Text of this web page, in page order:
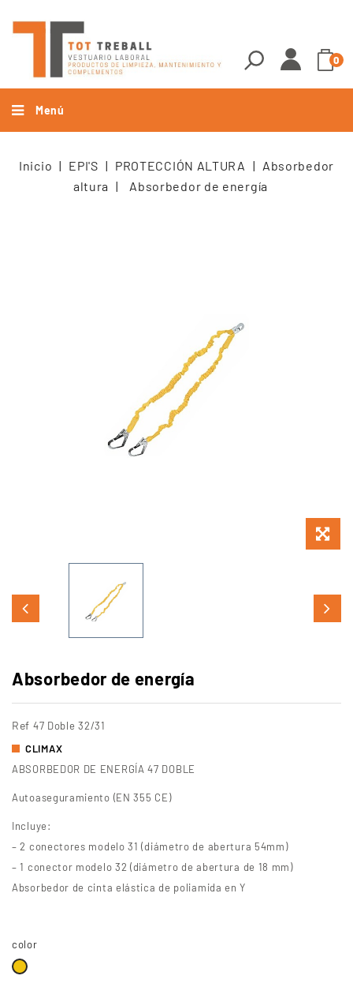
0
Menú
Inicio EPI'S PROTECCIÓN ALTURA
Absorbedor
altura
Absorbedor de energía
Absorbedor de energía
Ref 47 Doble 32/31
CLIMAX
ABSORBEDOR DE ENERGÍA 47 DOBLE
Autoaseguramiento (EN 355 CE)
Incluye:
– 2 conectores modelo 31 (diámetro de abertura 54mm)
– 1 conector modelo 32 (diámetro de abertura de 18 mm)
Absorbedor de cinta elástica de poliamida en Y
color
Amarillo